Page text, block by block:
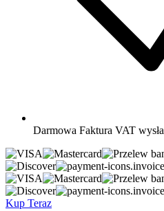
Darmowa Faktura VAT
Kup Teraz